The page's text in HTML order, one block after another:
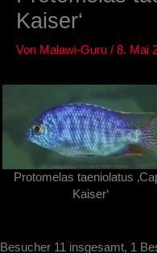
Kaiser‘
Von Malawi-Guru / 8. Mai
Protomelas taeniolatus
Kaiser‘
Besucher 11 insgesamt, 1